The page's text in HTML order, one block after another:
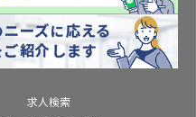
求人検索